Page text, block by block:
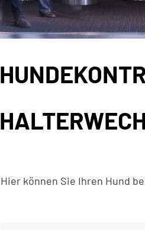
Hier können Sie Ihren Hund
Zugehörige